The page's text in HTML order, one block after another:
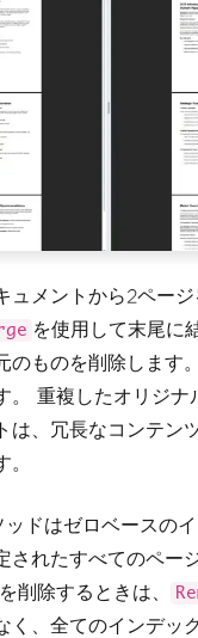
ュメントから2ページ
を使用して末尾に
のものを削除します。
。 重複したオリジナ
は、冗長なコンテン
ッドはゼロベースの
されたすべてのペー
削除するときは、
く、全てのインデッ